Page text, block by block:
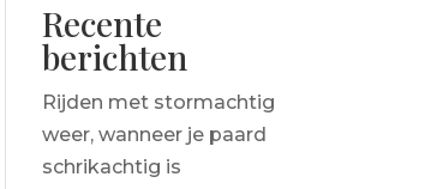
Recente
berichten
Rijden met stormachtig
weer, wanneer je paard
schrikachtig is